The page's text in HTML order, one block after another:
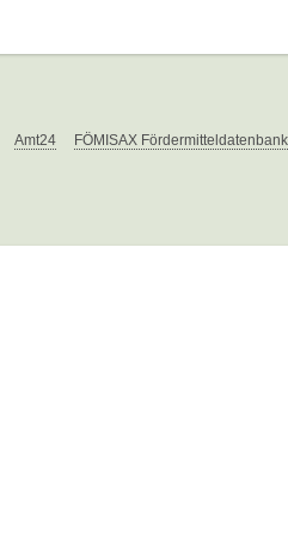
Amt24 FÖMISAX Fördermitteldatenbank